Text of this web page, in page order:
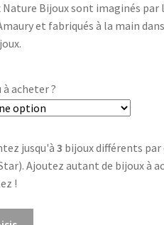
Nature Bijoux sont imaginés par
et fabriqués à la main
à acheter ?
jusqu'à 3 bijoux différents
Ajoutez autant de bijoux à
!